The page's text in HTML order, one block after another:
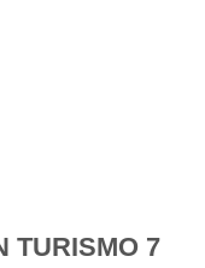
TURISMO 7